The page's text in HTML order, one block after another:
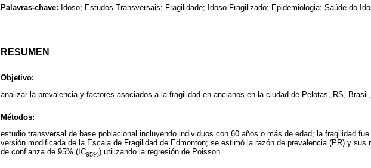
Palavras-chave: Idoso; Estudos Transversais; Fragilidade; Idoso Fragilizado; Epidemiologia; Saúde do
RESUMEN
Objetivo:
analizar la prevalencia y factores asociados a la fragilidad en ancianos en la ciudad de Pelotas, RS, Brasil,
Métodos:
estudio transversal de base poblacional incluyendo individuos con 60 años o más de edad; la fragilidad
versión modificada de la Escala de Fragilidad de Edmonton; se estimó la razón de prevalencia (PR) y sus
de confianza de 95% (IC95%) utilizando la regresión de Poisson.